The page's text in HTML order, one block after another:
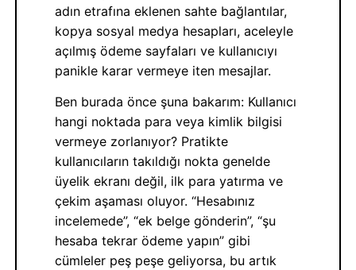
adın etrafına eklenen sahte bağlantılar,
kopya sosyal medya hesapları, aceleyle
açılmış ödeme sayfaları ve kullanıcıyı
panikle karar vermeye iten mesajlar.
Ben burada önce şuna bakarım: Kullanıcı
hangi noktada para veya kimlik bilgisi
vermeye zorlanıyor? Pratikte
kullanıcıların takıldığı nokta genelde
üyelik ekranı değil, ilk para yatırma ve
çekim aşaması oluyor. “Hesabınız
incelemede”, “ek belge gönderin”, “şu
hesaba tekrar ödeme yapın” gibi
cümleler peş peşe geliyorsa, bu artık